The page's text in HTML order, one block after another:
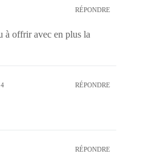
RÉPONDRE
à offrir avec en plus la
RÉPONDRE
RÉPONDRE